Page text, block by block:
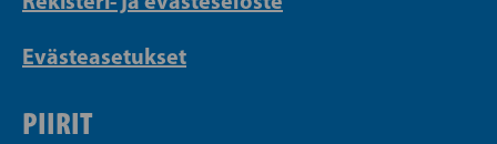
Evästeasetukset
PIIRIT